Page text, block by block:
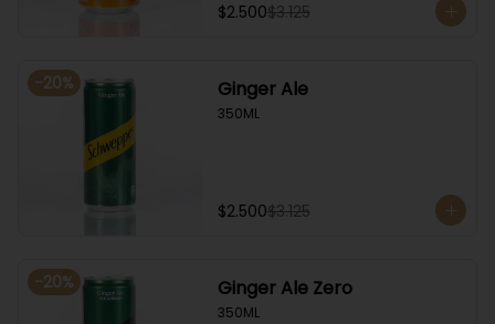
$2.500$3.125
-20% Ginger Ale
350ML
$2.500$3.125
-20% Ginger Ale Zero
350ML